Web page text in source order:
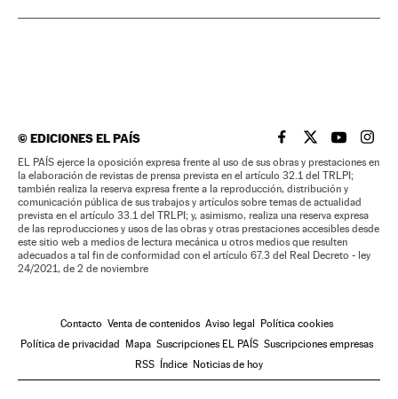
©EDICIONES EL PAÍS EL PAÍS BRASIL EN
EL PAÍSEL PAÍS
EL
EL PAÍS ejerce la oposición expresa frente al uso de sus obras y prestaciones en
la elaboración de revistas de prensa prevista en el artículo 32.1 del TRLPI;
también realiza la reserva expresa frente a la reproducción, distribución y
comunicación pública de sus trabajos y artículos sobre temas de actualidad
prevista en el artículo 33.1 del TRLPI; y, asimismo, realiza una reserva expresa
de las reproducciones y usos de las obras y otras prestaciones accesibles desde
este sitio web a medios de lectura mecánica u otros medios que resulten
adecuados a tal fin de conformidad con el artículo 67.3 del Real Decreto - ley
24/2021, de 2 de noviembre
Contacto Venta de contenidos Aviso legal Política cookies
Política de privacidad Mapa Suscripciones EL PAÍS Suscripciones empresas
RSS Índice Noticias de hoy